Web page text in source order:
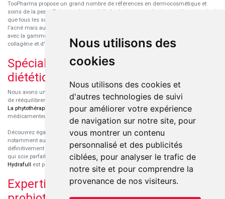
Nous utilisons des
cookies
Nous utilisons des cookies et
d'autres technologies de suivi
pour améliorer votre expérience
de navigation sur notre site, pour
vous montrer un contenu
personnalisé et des publicités
ciblées, pour analyser le trafic de
notre site et pour comprendre la
provenance de nos visiteurs.
TooPharma propose un grand nombre de références en dermocosmétique et
soins de la peau. Retrouvez les produits hydratants pour le visage et le corps ainsi
que tous les soins pour peaux sensibles ou à tendance atopique, les soins pour
l'acné mais aussi des démaquillants. Découvrez nos nouvelles références SVR
avec la gamme anti-âge pour les peaux encore jeunes
collagène et d'acide hyaluronique.
Spécialisation en micronutrition et
diététique
Nous avons un engouement particulier pour la micronutrition qui permet souvent
de rééquilibrer des carences ou d'améliorer des troubles métaboliques mineurs.
La phytothérapie
l'aromathérapiesont souvent complémentaires de traitements
médicamenteux lorsqu'ils sont bien conseillés.
Découvrez également les protéines et les produits de nutrition sportive,
notamment au sein de la gamme française
Eric Favre
. Cette gamme est
définitivement axée sur le choix qualitatif des ingrédients et sur une formulation
qui scie parfaitement aux besoins de chaque sportif. La gamme hydratation
Hydrafull est pensée pour une hydratation maximale.
Expertise dans le domaine des